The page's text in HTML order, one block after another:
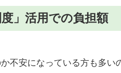
」活用での負担額
不安になっている方も多い